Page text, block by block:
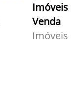
Imóveis
Venda
Imóveis